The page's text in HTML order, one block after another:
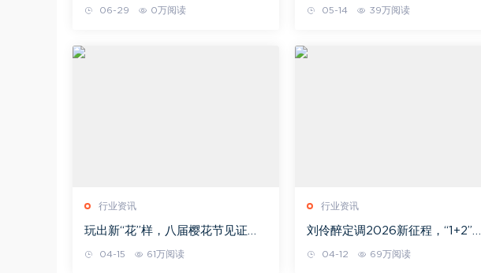
06-29 0万阅读 05-14 39万阅读
行业资讯
玩出新“花”样，八届樱花节见证金
徽酒品牌IP的进化之路
04-15 61万阅读
行业资讯
刘伶醉定调2026新征程，“1+2”聚
04-12 69万阅读